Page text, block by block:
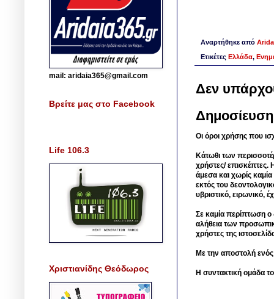
Αναρτήθηκε από
Ετικέτες Ελλάδα,
Δεν
Οι όροι χρήσης που
Κάτωθι των
χρήστες/ επισκέπτες.
άμεσα και χωρίς
εκτός του
υβριστικό, ειρωνικό,
Σε καμία περίπτωση ο
αλήθεια των
χρήστες της
Με την αποστολή
Η συντακτική ομάδα
mail: aridaia365@gmail.com
Βρείτε μας στο Facebook
Life 106.3
Χριστιανίδης Θεόδωρος